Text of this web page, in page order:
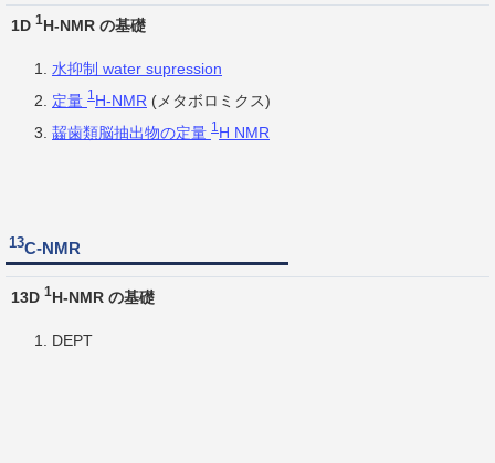
1D 1H-NMR の基礎
水抑制 water supression
定量 1 H-NMR (メタボロミクス)
齧歯類脳抽出物の定量 1 H NMR
13C-NMR
13D 1H-NMR の基礎
DEPT